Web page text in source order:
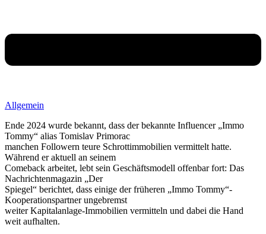
Allgemein
Ende 2024 wurde bekannt, dass der bekannte Influencer „Immo
Tommy“ alias Tomislav Primorac
manchen Followern teure Schrottimmobilien vermittelt hatte.
Während er aktuell an seinem
Comeback arbeitet, lebt sein Geschäftsmodell offenbar fort: Das
Nachrichtenmagazin „Der
Spiegel“ berichtet, dass einige der früheren „Immo Tommy“-
Kooperationspartner ungebremst
weiter Kapitalanlage-Immobilien vermitteln und dabei die Hand
weit aufhalten.